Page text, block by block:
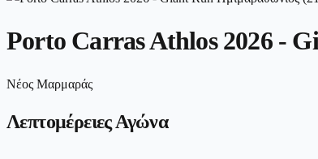
Porto Carras Athlos 2026 -
Νέος Μαρμαράς
Λεπτομέρειες Αγώνα